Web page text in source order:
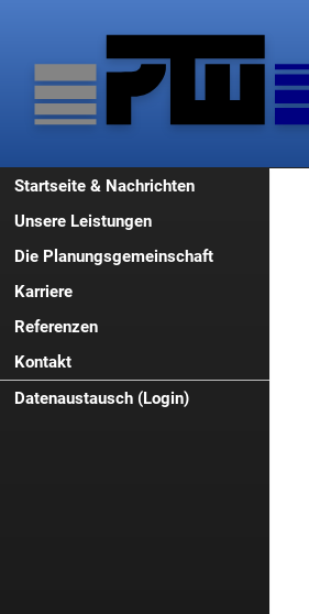
Startseite & Nachrichten
Unsere Leistungen
Die Planungsgemeinschaft
Geschichte
Geschäftsleitung
Ausstattung
Mitgliedschaften
Karriere
Jobs und Stellenangebote
PTW als Arbeitgeber
Studenten & Azubis
Referenzen
Fluss- und Kanalbau
Hafenbau und Liegestellen
Kontakt
Impressum
Datenaustausch (Login)